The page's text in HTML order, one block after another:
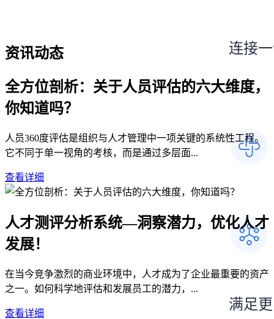
连接
满足
资讯动态
全方位剖析：关于人员评估的六大维度，
你知道吗？
人员360度评估是组织与人才管理中一项关键的系统性工程。
它不同于单一视角的考核，而是通过多层面...
查看详细
人才测评分析系统—洞察潜力，优化人才
发展！
在当今竞争激烈的商业环境中，人才成为了企业最重要的资产
之一。如何科学地评估和发展员工的潜力，...
查看详细